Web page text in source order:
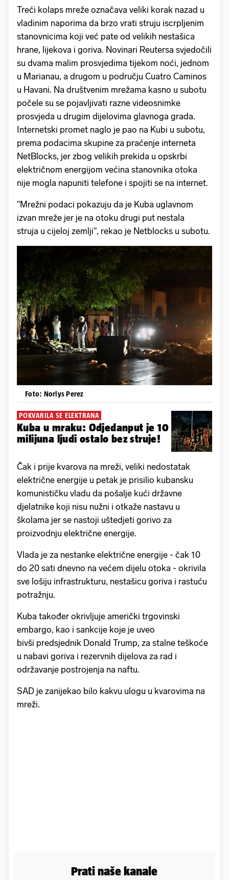
Treći kolaps mreže označava veliki korak nazad u
vladinim naporima da brzo vrati struju iscrpljenim
stanovnicima koji već pate od velikih nestašica
hrane, lijekova i goriva. Novinari Reutersa svjedočili
su dvama malim prosvjedima tijekom noći, jednom
u Marianau, a drugom u području Cuatro Caminos
u Havani. Na društvenim mrežama kasno u subotu
počele su se pojavljivati ​​razne videosnimke
prosvjeda u drugim dijelovima glavnoga grada.
Internetski promet naglo je pao na Kubi u subotu,
prema podacima skupine za praćenje interneta
NetBlocks, jer zbog velikih prekida u opskrbi
električnom energijom većina stanovnika otoka
nije mogla napuniti telefone i spojiti se na internet.
"Mrežni podaci pokazuju da je Kuba uglavnom
izvan mreže jer je na otoku drugi put nestala
struja u cijeloj zemlji", rekao je Netblocks u subotu.
Foto: Norlys Perez
POKVARILA SE ELEKTRANA
Kuba u mraku: Odjedanput je 10
milijuna ljudi ostalo bez struje!
Čak i prije kvarova na mreži, veliki nedostatak
električne energije u petak je prisilio kubansku
komunističku vladu da pošalje kući državne
djelatnike koji nisu nužni i otkaže nastavu u
školama jer se nastoji uštedjeti gorivo za
proizvodnju električne energije.
Vlada je za nestanke električne energije - čak 10
do 20 sati dnevno na većem dijelu otoka - okrivila
sve lošiju infrastrukturu, nestašicu goriva i rastuću
potražnju.
Kuba također okrivljuje američki trgovinski
embargo, kao i sankcije koje je uveo
bivši predsjednik Donald Trump, za stalne teškoće
u nabavi goriva i rezervnih dijelova za rad i
održavanje postrojenja na naftu.
SAD je zanijekao bilo kakvu ulogu u kvarovima na
mreži.
Prati naše kanale